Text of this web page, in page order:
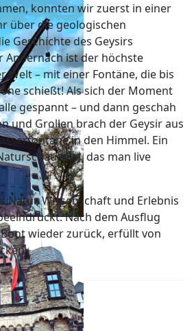
konnten wir zuerst in einer
über die geologischen
Geschichte des Geysirs
Andernach ist der höchste
Welt – mit einer Fontäne, die bis
schießt! Als sich der Moment
gespannt – und dann geschah
und Grollen brach der Geysir aus
in den Himmel. Ein
das man live
Natur, Wissenschaft und Erlebnis
Nach dem Ausflug
wieder zurück, erfüllt von